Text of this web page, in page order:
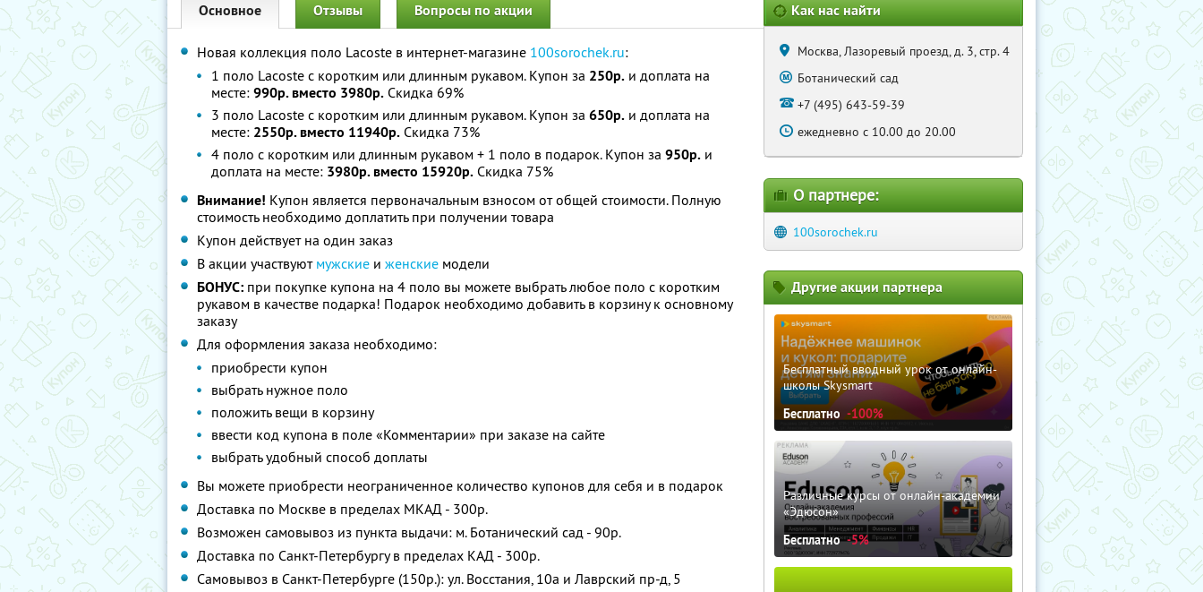
Основное Отзывы Вопросы по акции
Новая коллекция поло Lacoste в интернет-магазине 100sorochek.ru:
1 поло Lacoste с коротким или длинным рукавом. Купон за 250р. и доплата на
месте: 990р. вместо 3980р. Скидка 69%
3 поло Lacoste с коротким или длинным рукавом. Купон за 650р. и доплата на
месте: 2550р. вместо 11940р. Скидка 73%
4 поло с коротким или длинным рукавом + 1 поло в подарок. Купон за 950р. и
доплата на месте: 3980р. вместо 15920р. Скидка 75%
Внимание! Купон является первоначальным взносом от общей стоимости. Полную
стоимость необходимо доплатить при получении товара
Купон действует на один заказ
В акции участвуют мужские и женские модели
БОНУС: при покупке купона на 4 поло вы можете выбрать любое поло с коротким
рукавом в качестве подарка! Подарок необходимо добавить в корзину к основному
заказу
Для оформления заказа необходимо:
приобрести купон
выбрать нужное поло
положить вещи в корзину
ввести код купона в поле «Комментарии» при заказе на сайте
выбрать удобный способ доплаты
Вы можете приобрести неограниченное количество купонов для себя и в подарок
Доставка по Москве в пределах МКАД - 300р.
Возможен самовывоз из пункта выдачи: м. Ботанический сад - 90р.
Доставка по Санкт-Петербургу в пределах КАД - 300р.
Самовывоз в Санкт-Петербурге (150р.): ул. Восстания, 10а и Лаврский пр-д, 5
Как нас найти
Москва, Лазоревый проезд, д. 3, стр. 4
Ботанический сад
+7 (495) 643-59-39
ежедневно с 10.00 до 20.00
О партнере:
100sorochek.ru
Другие акции партнера
Бесплатный вводный урок от онлайн-
школы Skysmart
Бесплатно -100%
Различные курсы от онлайн-академии
«Эдюсон»
Бесплатно -5%